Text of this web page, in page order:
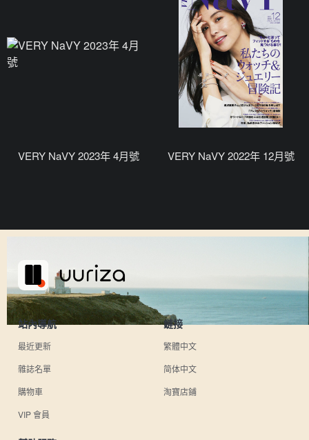
VERY NaVY 2023年 4月號 VERY NaVY 2022年 12月號
站內導航
最近更新
雜誌名單
購物車
VIP 會員
鏈接
繁體中文
简体中文
淘寶店鋪